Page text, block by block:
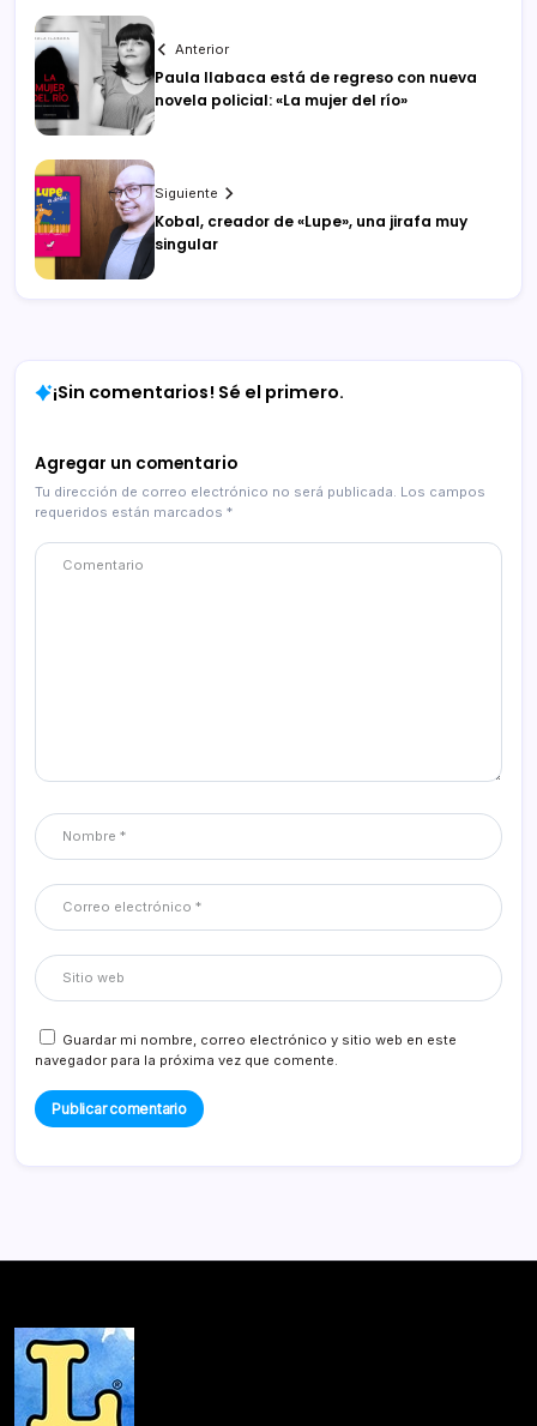
Anterior
Paula Ilabaca está de regreso con nueva
novela policial: «La mujer del río»
Siguiente
Kobal, creador de «Lupe», una jirafa muy
singular
¡Sin comentarios! Sé el primero.
Agregar un comentario
Tu dirección de correo electrónico no será publicada. Los campos
requeridos están marcados *
Guardar mi nombre, correo electrónico y sitio web en este
navegador para la próxima vez que comente.